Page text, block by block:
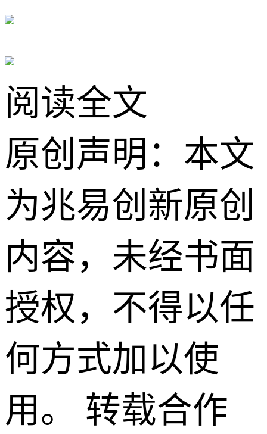
阅读全文
原创声明：本文
为兆易创新原创
内容，未经书面
授权，不得以任
何方式加以使
用。 转载合作